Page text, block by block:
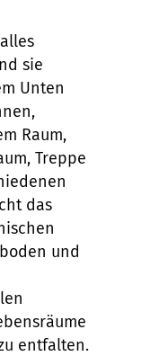
sie
Unten
Raum,
Treppe
das
und
entfalten.